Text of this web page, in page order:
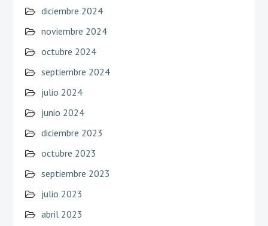
diciembre 2024
noviembre 2024
octubre 2024
septiembre 2024
julio 2024
junio 2024
diciembre 2023
octubre 2023
septiembre 2023
julio 2023
abril 2023